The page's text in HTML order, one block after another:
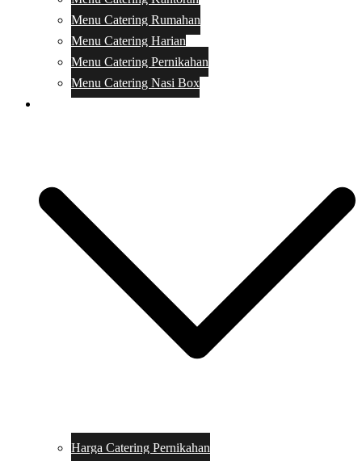
Menu Catering Rumahan
Menu Catering Harian
Menu Catering Pernikahan
Menu Catering Nasi Box
Harga Catering Pernikahan